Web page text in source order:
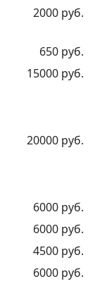
2000 руб.
650 руб.
15000 руб.
20000 руб.
6000 руб.
6000 руб.
4500 руб.
6000 руб.